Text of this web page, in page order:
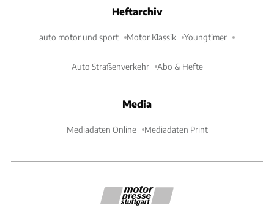
Heftarchiv
auto motor und sport Motor Klassik Youngtimer
Auto Straßenverkehr Abo & Hefte
Media
Mediadaten Online Mediadaten Print